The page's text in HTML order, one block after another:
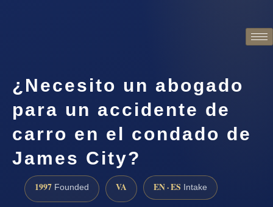
¿Necesito un abogado
para un accidente de
carro en el condado de
James City?
1997 Founded VA EN · ES Intake